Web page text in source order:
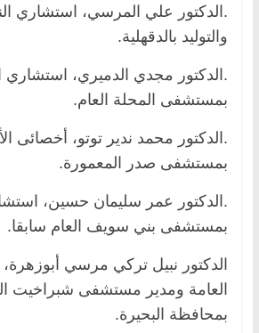
.الدكتور علي المرسي، استشاري
والتوليد بالدقهلية.
.الدكتور مجدي الدميري، استشاري
بمستشفى المحلة العام.
.الدكتور محمد ندير توتو، أخصائى
بمستشفى صدر المعمورة.
.الدكتور عمر سليمان حسين،
بمستشفى بني سويف العام سابقا.
الدكتور نبيل تركي مرسي
العامة ومدير مستشفى شبراخيت
بمحافظة البحيرة.